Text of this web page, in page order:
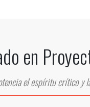
en
el espíritu crítico y